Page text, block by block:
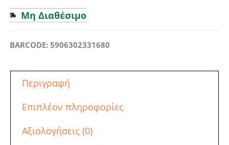
Μη Διαθέσιμο
BARCODE: 5906302331680
Περιγραφή
Επιπλέον πληροφορίες
Αξιολογήσεις (0)